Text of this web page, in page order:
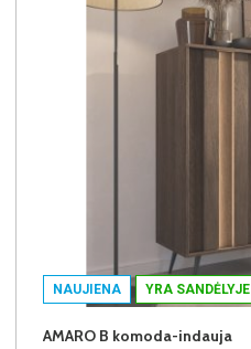
NAUJIENA YRA SANDĖLYJE
AMARO B komoda-indauja